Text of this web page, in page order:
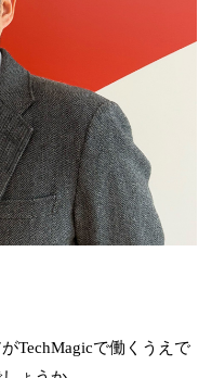
TechMagicで働くうえで